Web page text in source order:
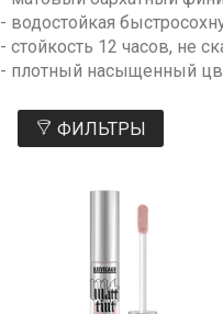
- водостойкая
- стойкость 12 часов, не
- плотный насыщенный
ФИЛЬТРЫ